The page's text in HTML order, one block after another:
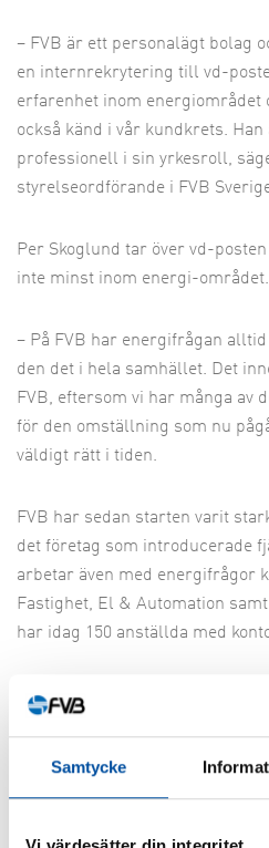
Samtycke
– FVB är ett personalägt bolag
en internrekrytering till vd-
erfarenhet inom energiområdet
också känd i vår kundkrets.
professionell i sin yrkesroll,
styrelseordförande i FVB
Per Skoglund tar över vd-
inte minst inom energi-området.
– På FVB har energifrågan
den det i hela samhället. Det
FVB, eftersom vi har många av
för den omställning som nu
väldigt rätt i tiden.
FVB har sedan starten varit
det företag som introducerade
arbetar även med energifrågor
Fastighet, El & Automation
har idag 150 anställda med
– Vi fortsätter vår strategi att
nuvarande
krävas stora investeringar